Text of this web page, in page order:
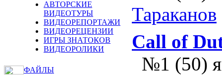
АВТОРСКИЕ
ВИДЕОТУРЫ
ВИДЕОРЕПОРТАЖИ
ВИДЕОРЕЦЕНЗИИ
ИГРЫ ЗНАТОКОВ
ВИДЕОРОЛИКИ
ФАЙЛЫ
Тараканов
Call of
№1 (50)